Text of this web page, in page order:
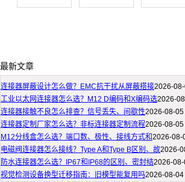
最新文章
连接器屏蔽设计怎么做？EMC抗干扰从屏蔽搭接2026-
工业以太网连接器怎么选？M12 D编码和X编码选2026-
连接器接触不良怎么排查？信号丢失、间歇性2026-08-05
连接器定制厂家怎么选？非标连接器定制流程2026-08-05
M12分线盒怎么选？端口数、极性、接线方式和2026-08-
电磁阀连接器怎么接线？Type A和Type B区别、故2026-
防水连接器怎么选？IP67和IP68的区别、密封结2026-
视觉检测设备换型迁移指南：旧模型能复用吗2026-08-04